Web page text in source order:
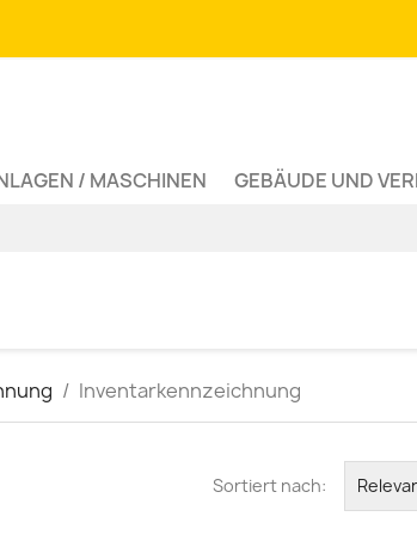
/ MASCHINEN GEBÄUDE UND
Inventarkennzeichnung
Sortiert nach: